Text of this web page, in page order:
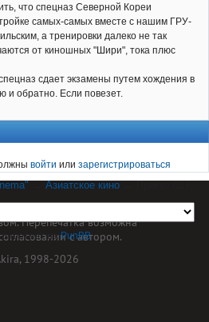
что спецназ Северной Кореи
самых-самых вместе с нашим ГРУ-
а тренировки далеко не так
от киношных "Шири", тока плюс
сдает экзамены путем хождения в
и обратно. Если повезет.
войти или зарегистрироваться
→Азиатское кино
наPunBB
hkcinema.ru защищен
Перепечатка возможна
с автором.
1998-2026